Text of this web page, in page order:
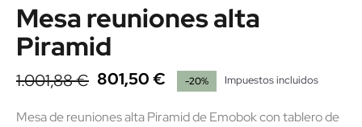
Mesa reuniones alta
Piramid
1.001,88 € 801,50 € -20% Impuestos incluidos
Mesa de reuniones alta Piramid de Emobok con tablero de